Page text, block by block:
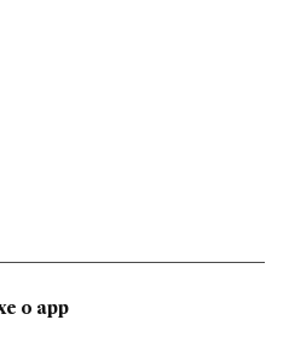
o app